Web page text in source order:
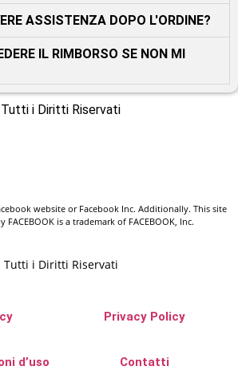
ASSISTENZA DOPO L'ORDINE?
IL RIMBORSO SE NON MI
Tutti i Diritti Riservati
website or Facebook Inc. Additionally. This site
FACEBOOK is a trademark of FACEBOOK, Inc.
Tutti i Diritti Riservati
Privacy Policy
d’uso Contatti